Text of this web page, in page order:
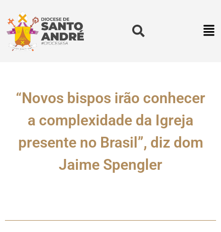
“Novos bispos irão conhecer
a complexidade da Igreja
presente no Brasil”, diz dom
Jaime Spengler